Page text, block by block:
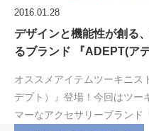
2016.01.28
デザインと機能性が創る
るブランド 『ADEPT(ア
オススメアイテムツーキニス
デプト）』登場！今回はツー
マーなアクセサリーブランド